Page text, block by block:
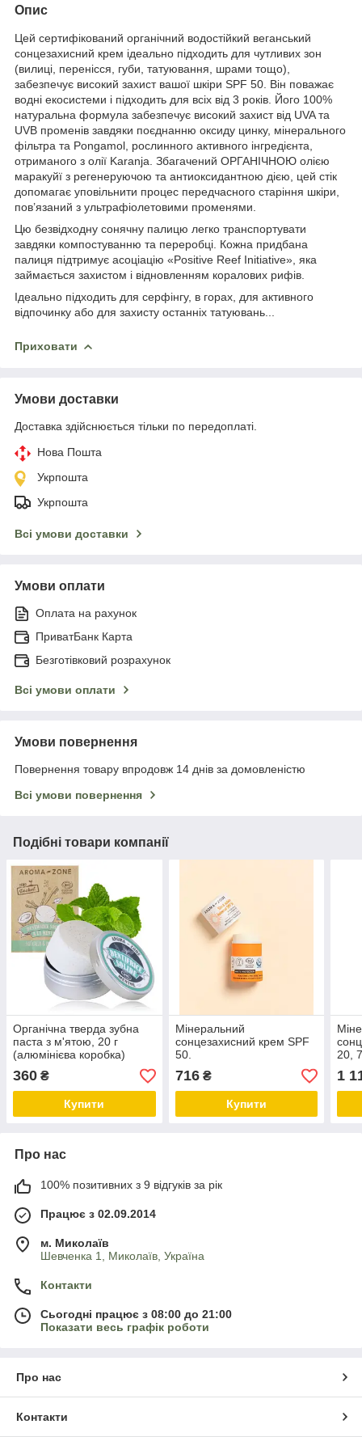
Опис
Цей сертифікований органічний водостійкий веганський
сонцезахисний крем ідеально підходить для чутливих зон
(вилиці, перенісся, губи, татуювання, шрами тощо),
забезпечує високий захист вашої шкіри SPF 50. Він поважає
водні екосистеми і підходить для всіх від 3 років. Його 100%
натуральна формула забезпечує високий захист від UVA та
UVB променів завдяки поєднанню оксиду цинку, мінерального
фільтра та Pongamol, рослинного активного інгредієнта,
отриманого з олії Karanja. Збагачений ОРГАНІЧНОЮ олією
маракуйї з регенеруючою та антиоксидантною дією, цей стік
допомагає уповільнити процес передчасного старіння шкіри,
пов’язаний з ультрафіолетовими променями.
Цю безвідходну сонячну палицю легко транспортувати
завдяки компостуванню та переробці. Кожна придбана
палиця підтримує асоціацію «Positive Reef Initiative», яка
займається захистом і відновленням коралових рифів.
Ідеально підходить для серфінгу, в горах, для активного
відпочинку або для захисту останніх татуювань...
Приховати
Умови доставки
Доставка здійснюється тільки по передоплаті.
Нова Пошта
Укрпошта
Укрпошта
Всі умови доставки
Умови оплати
Оплата на рахунок
ПриватБанк Карта
Безготівковий розрахунок
Всі умови оплати
Умови повернення
Повернення товару впродовж 14 днів за домовленістю
Всі умови повернення
Подібні товари компанії
Органічна тверда зубна
паста з м'ятою, 20 г
(алюмінієва коробка)
360 ₴
Купити
Мінеральний
сонцезахисний крем SPF
50.
716₴
Купити
20,
1
Про нас
100% позитивних з 9 відгуків за рік
Працює з 02.09.2014
м. Миколаїв
Шевченка 1, Миколаїв, Україна
Контакти
Сьогодні працює з 08:00 до 21:00
Показати весь графік роботи
Про нас
Контакти